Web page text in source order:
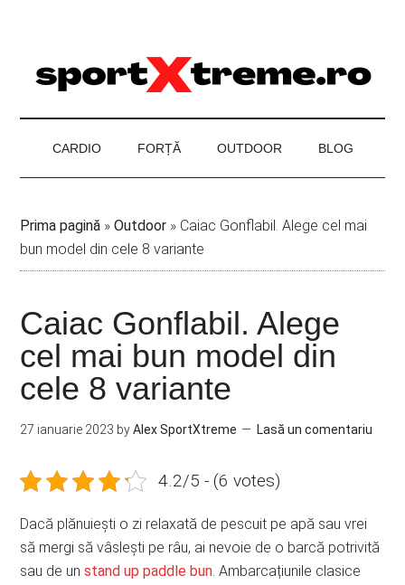
content
CARDIO FORȚĂ OUTDOOR BLOG
Prima pagină »Outdoor » Caiac Gonflabil. Alege cel mai
bun model din cele 8 variante
Caiac Gonflabil. Alege
cel mai bun model din
cele 8 variante
27 ianuarie 2023 byAlex SportXtreme Lasă un comentariu
4.2/5 - (6 votes)
Dacă plănuiești o zi relaxată de pescuit pe apă sau vrei
să mergi să vâslești pe râu, ai nevoie de o barcă potrivită
sau de un stand up paddle bun. Ambarcațiunile clasice